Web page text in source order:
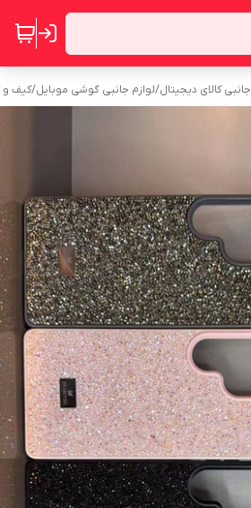
کالای دیجیتال/لوازم جانبی گوشی موبایل/کیف و